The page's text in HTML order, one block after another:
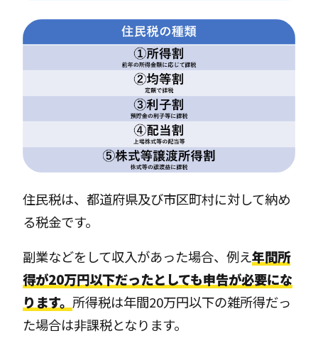
住民税は、都道府県及び市区町村に対して納め
る税金です。
副業などをして収入があった場合、例え年間所
得が20万円以下だったとしても申告が必要にな
ります。 所得税は年間20万円以下の雑所得だっ
た場合は非課税となります。